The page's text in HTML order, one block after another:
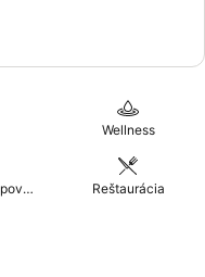
Wellness
Domáce zvieratká povolené Reštaurácia